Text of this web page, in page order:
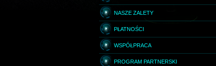
NASZE ZALETY
PŁATNOŚCI
WSPÓŁPRACA
PROGRAM PARTNERSKI